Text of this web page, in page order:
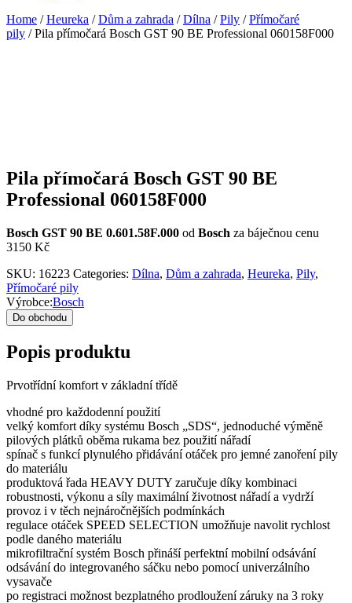
Home /Heureka /Dům a zahrada /Dílna /Pily /Přímočaré
pily / Pila přímočará Bosch GST 90 BE Professional 060158F000
Pila přímočará Bosch GST 90 BE
Professional 060158F000
Bosch GST 90 BE 0.601.58F.000 od Bosch za báječnou cenu
3150 Kč
SKU: 16223 Categories: Dílna, Dům a zahrada, Heureka, Pily,
Přímočaré pily
Výrobce:Bosch
Do obchodu
Popis produktu
Prvotřídní komfort v základní třídě
vhodné pro každodenní použití
velký komfort díky systému Bosch „SDS“, jednoduché výměně
pilových plátků oběma rukama bez použití nářadí
spínač s funkcí plynulého přidávání otáček pro jemné zanoření pily
do materiálu
produktová řada HEAVY DUTY zaručuje díky kombinaci
robustnosti, výkonu a síly maximální životnost nářadí a vydrží
provoz i v těch nejnáročnějších podmínkách
regulace otáček SPEED SELECTION umožňuje navolit rychlost
podle daného materiálu
mikrofiltrační systém Bosch přináší perfektní mobilní odsávání
odsávání do integrovaného sáčku nebo pomocí univerzálního
vysavače
po registraci možnost bezplatného prodloužení záruky na 3 roky